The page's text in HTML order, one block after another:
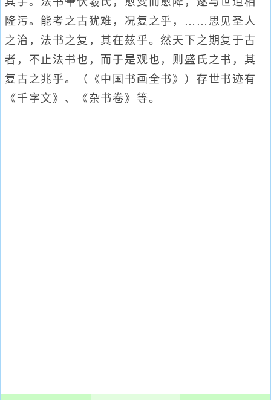
隆污。能考之古犹难，况复之乎，……思见圣人
之治，法书之复，其在兹乎。然天下之期复于古
者，不止法书也，而于是观也，则盛氏之书，其
复古之兆乎。（《中国书画全书》）存世书迹有
《千字文》、《杂书卷》等。